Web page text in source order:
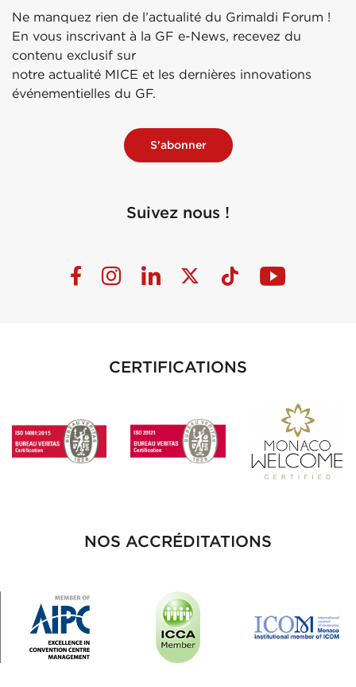
Ne manquez rien de l’actualité du Grimaldi Forum !
En vous inscrivant à la GF e-News, recevez du
contenu exclusif sur
notre actualité MICE et les dernières innovations
événementielles du GF.
S'abonner
Suivez nous !
CERTIFICATIONS
NOS ACCRÉDITATIONS